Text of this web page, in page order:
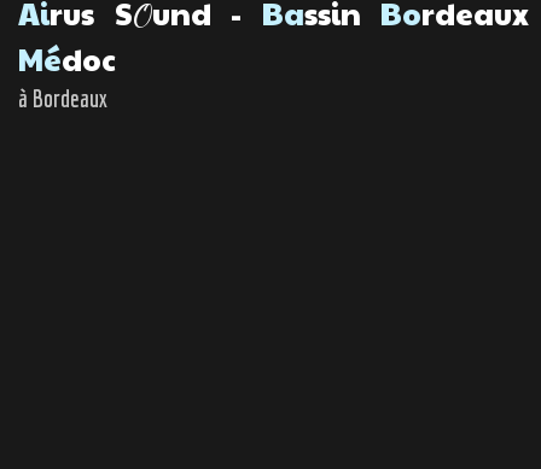
Airus SOund - Bassin Bordeaux
Médoc
à Bordeaux